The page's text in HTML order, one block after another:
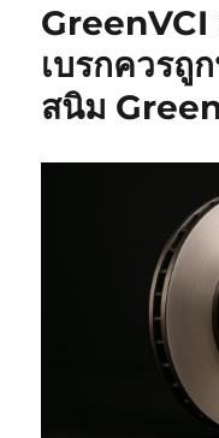
GreenVCI
เบรกควรถู
สนิม